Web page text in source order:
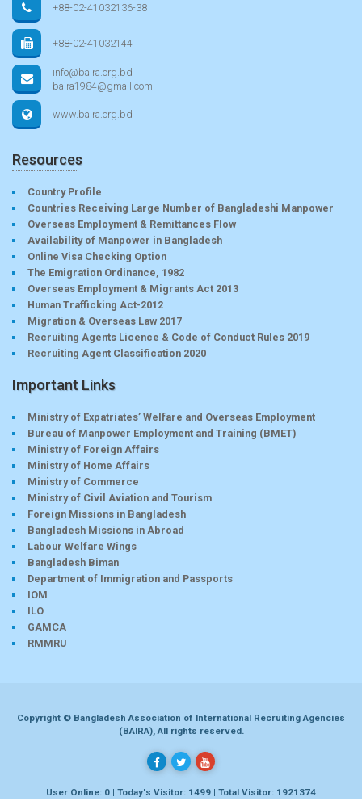
+88-02-41032136-38
+88-02-41032144
info@baira.org.bd
baira1984@gmail.com
www.baira.org.bd
Resources
Country Profile
Countries Receiving Large Number of Bangladeshi Manpower
Overseas Employment & Remittances Flow
Availability of Manpower in Bangladesh
Online Visa Checking Option
The Emigration Ordinance, 1982
Overseas Employment & Migrants Act 2013
Human Trafficking Act-2012
Migration & Overseas Law 2017
Recruiting Agents Licence & Code of Conduct Rules 2019
Recruiting Agent Classification 2020
Important Links
Ministry of Expatriates’ Welfare and Overseas Employment
Bureau of Manpower Employment and Training (BMET)
Ministry of Foreign Affairs
Ministry of Home Affairs
Ministry of Commerce
Ministry of Civil Aviation and Tourism
Foreign Missions in Bangladesh
Bangladesh Missions in Abroad
Labour Welfare Wings
Bangladesh Biman
Department of Immigration and Passports
IOM
ILO
GAMCA
RMMRU
Copyright © Bangladesh Association of International Recruiting Agencies
(BAIRA), All rights reserved.
User Online: 0 | Today's Visitor: 1499 | Total Visitor: 1921374